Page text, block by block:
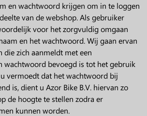
en wachtwoord krijgen om in te loggen
van de webshop. Als gebruiker
voor het zorgvuldig omgaan
en het wachtwoord. Wij gaan ervan
die zich aanmeldt met een
wachtwoord bevoegd is tot het gebruik
vermoedt dat het wachtwoord bij
is, dient u Azor Bike B.V. hiervan zo
de hoogte te stellen zodra er
kunnen worden.